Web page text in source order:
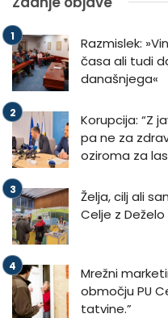
Razmislek:
časa ali tudi
današnjega«
Korupcija: “Z
pa ne za
oziroma za
Želja, cilj ali
Celje z
Mrežni
območju PU
tatvine.”